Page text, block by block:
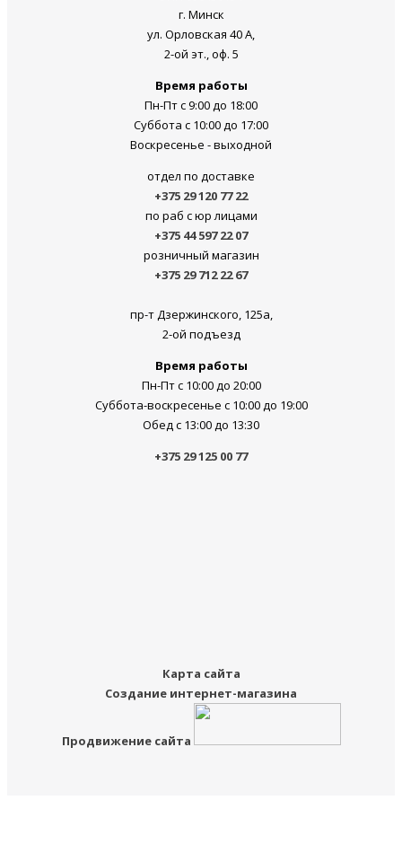
г. Минск
ул. Орловская 40 А,
2-ой эт., оф. 5
Время работы
Пн-Пт с 9:00 до 18:00
Суббота c 10:00 до 17:00
Воскресенье - выходной
отдел по доставке
+375 29 120 77 22
по раб с юр лицами
+375 44 597 22 07
розничный магазин
+375 29 712 22 67
пр-т Дзержинского, 125а,
2-ой подъезд
Время работы
Пн-Пт с 10:00 до 20:00
Суббота-воскресенье c 10:00 до 19:00
Обед с 13:00 до 13:30
+375 29 125 00 77
Карта сайта
Создание интернет-магазина
Продвижение сайта